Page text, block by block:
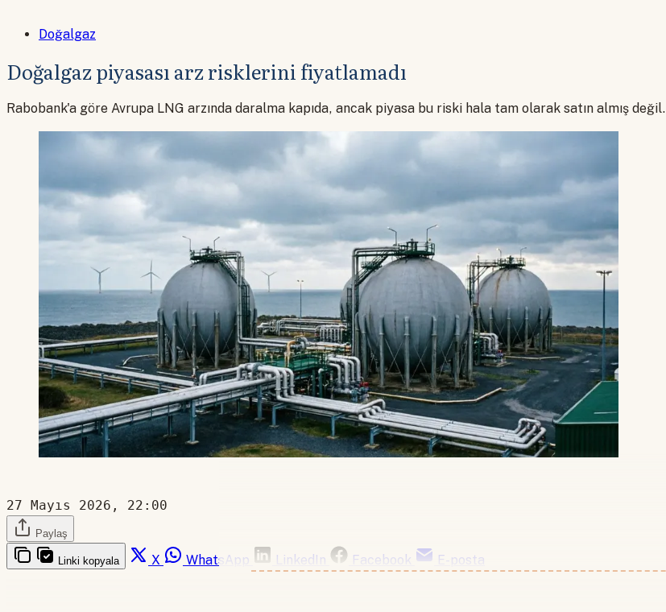
Doğalgaz
Doğalgaz piyasası arz risklerini fiyatlamadı
Rabobank'a göre Avrupa LNG arzında daralma kapıda, ancak piyasa bu riski hala tam olarak satın almış değil.
27 Mayıs 2026, 22:00
Paylaş
Linki kopyala X WhatsApp LinkedIn Facebook E-posta